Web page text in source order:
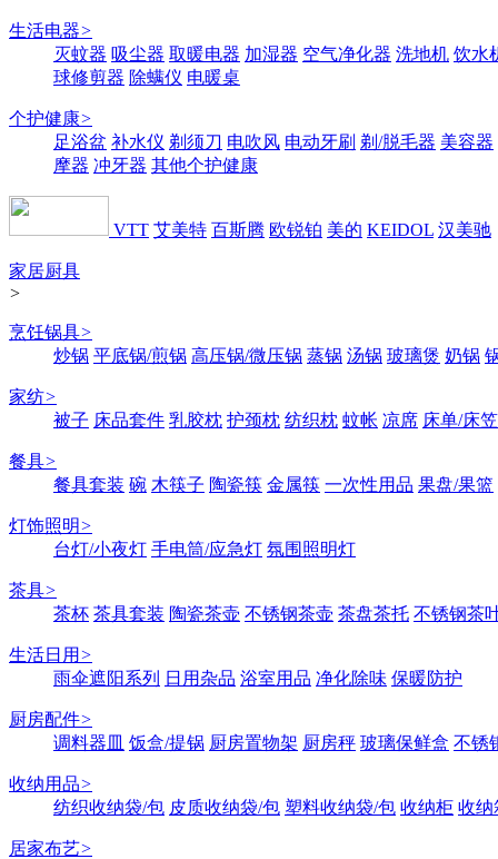
生活电器>
灭蚊器 吸尘器 取暖电器 加湿器 空气净化器 洗地机 饮水
球修剪器 除螨仪 电暖桌
个护健康>
足浴盆 补水仪 剃须刀 电吹风 电动牙刷 剃/脱毛器 美容器
摩器 冲牙器 其他个护健康
VTT 艾美特 百斯腾 欧锐铂 美的 KEIDOL 汉美驰
家居厨具
>
烹饪锅具>
炒锅 平底锅/煎锅 高压锅/微压锅 蒸锅 汤锅 玻璃煲 奶锅
家纺>
被子 床品套件 乳胶枕 护颈枕 纺织枕 蚊帐 凉席 床单/床笠
餐具>
餐具套装 碗 木筷子 陶瓷筷 金属筷 一次性用品 果盘/果篮
灯饰照明>
台灯/小夜灯 手电筒/应急灯 氛围照明灯
茶具>
茶杯 茶具套装 陶瓷茶壶 不锈钢茶壶 茶盘茶托 不锈钢茶
生活日用 >
雨伞遮阳系列
日用杂品 浴室用品 净化除味 保暖防护
厨房配件>
调料器皿 饭盒/提锅 厨房置物架 厨房秤 玻璃保鲜盒 不锈
收纳用品>
纺织收纳袋/包 皮质收纳袋/包 塑料收纳袋/包 收纳柜 收纳
居家布艺>